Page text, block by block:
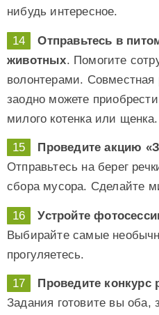
нибудь интересное.
Отправьтесь в
животных. Помогите
волонтерами. Совместная
заодно можете
милого котенка или щенка.
Проведите акцию
Отправьтесь на берег
сбора мусора. Сделайте
Устройте
Выбирайте самые
прогуляетесь.
Проведите конкурс
Задания готовите вы оба,